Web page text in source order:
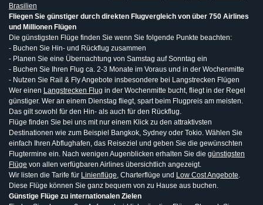
Brasilien
Fliegen Sie günstiger durch direkten Flugvergleich von über 750 Airlines
und Millionen Flügen
Die günstigsten Flüge finden Sie wenn Sie folgende Punkte beachten:
- Buchen Sie Hin- und Rückflug zusammen
- Planen Sie eine Übernachtung von Samstag auf Sonntag ein
- Buchen Sie Ihren Flug ca. 2-3 Monate im Voraus und in der Wochenmitte
- Nutzen Sie Rail & Fly Angebote insbesondere bei Langstrecken Flügen
Wer einen Langstrecken Flug in der Wochenmitte bucht, fliegt in der Regel
günstiger. Wer an einem Dienstag fliegt, spart beim Flugpreis am meisten.
Das gilt sowohl für den Hin- als auch für den Rückflug.
Flüge finden Sie bei uns mit nur einem Klick zu den attraktivsten
Destinationen wie zum Beispiel Bangkok, Sydney oder Tokio. Wählen Sie
einfach Ihren Abflughafen, das Reiseziel und geben Sie die gewünschten
Flugtermine ein. Nach wenigen Augenblicken erhalten Sie die günstigsten
Flüge von allen verfügbaren Airlines übersichtlich angezeigt.
Wir listen die Tarife für Linienflüge, Charterflüge und Low Cost Angebote.
Diese Flüge können Sie ganz bequem von zu Hause aus buchen.
Günstige Flüge zu internationalen Zielen